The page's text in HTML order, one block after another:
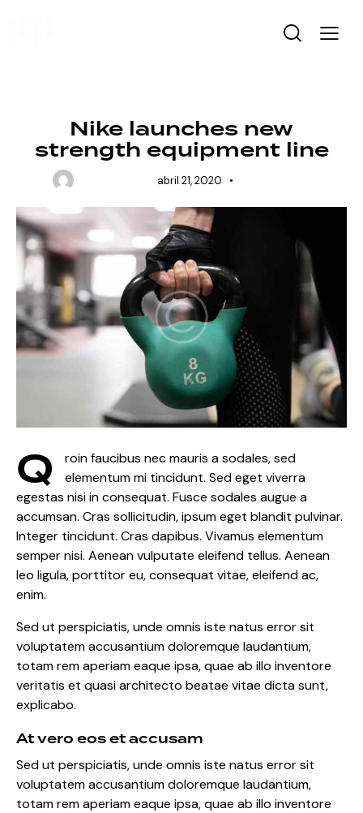
Nike launches new
strength equipment line
abril 21, 2020
Q
roin faucibus nec mauris a sodales, sed
elementum mi tincidunt. Sed eget viverra
egestas nisi in consequat. Fusce sodales augue a
accumsan. Cras sollicitudin, ipsum eget blandit pulvinar.
Integer tincidunt. Cras dapibus. Vivamus elementum
semper nisi. Aenean vulputate eleifend tellus. Aenean
leo ligula, porttitor eu, consequat vitae, eleifend ac,
enim.
Sed ut perspiciatis, unde omnis iste natus error sit
voluptatem accusantium doloremque laudantium,
totam rem aperiam eaque ipsa, quae ab illo inventore
veritatis et quasi architecto beatae vitae dicta sunt,
explicabo.
At vero eos et accusam
Sed ut perspiciatis, unde omnis iste natus error sit
voluptatem accusantium doloremque laudantium,
totam rem aperiam eaque ipsa, quae ab illo inventore